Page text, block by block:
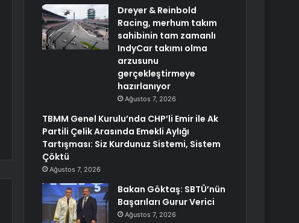
Dreyer & Reinbold
Racing, merhum takım
sahibinin tam zamanlı
IndyCar takımı olma
arzusunu
gerçekleştirmeye
hazırlanıyor
Ağustos 7, 2026
TBMM Genel Kurulu’nda CHP’li Emir ile Ak
Partili Çelik Arasında Emekli Aylığı
Tartışması: Siz Kurdunuz Sistemi, Sistem
Çöktü
Ağustos 7, 2026
Bakan Göktaş: SBTÜ’nün
Başarıları Gurur Verici
Ağustos 7, 2026